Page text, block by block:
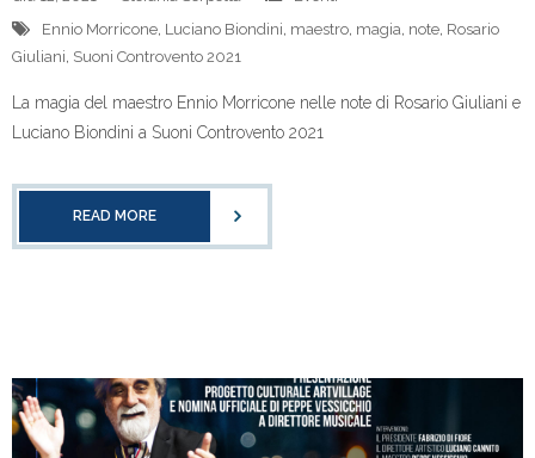
Ennio Morricone, Luciano Biondini, maestro, magia, note, Rosario
Giuliani, Suoni Controvento 2021
La magia del maestro Ennio Morricone nelle note di Rosario Giuliani e
Luciano Biondini a Suoni Controvento 2021
READ MORE